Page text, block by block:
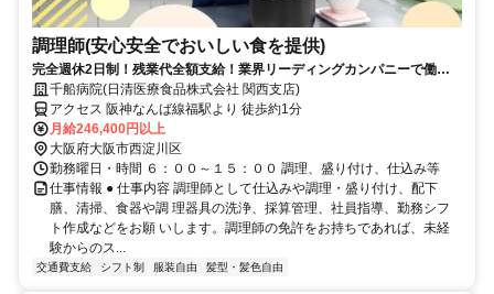
調理師(安心安全でおいしい食を提供)
完全週休2日制！残業代全額支給！業界リーディングカンパニーで働き
ませんか？！
千船病院(日清医療食品株式会社 関西支店)
アクセス 阪神なんば線福駅より 徒歩約1分
月給246,400円以上
大阪府大阪市西淀川区
勤務曜日・時間 ６：００～１５：００ 調理、盛り付け、仕込み等
仕事情報 ● 仕事内容 調理師として仕込みや調理・盛り付け、配下
膳、清掃、食器や調 理器具の洗浄、採算管理、社員指導、勤務シフ
ト作成などをお願 いします。調理師の免許をお持ちであれば、未経
験からのス...
交通費支給 シフト制 服装自由 髪型・髪色自由